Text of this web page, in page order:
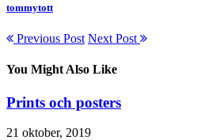
tommytott
Previous Post Next Post
You Might Also Like
Prints och posters
21 oktober, 2019